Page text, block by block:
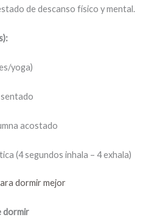
de descanso físico y mental.
yoga)
acostado
(4 segundos inhala – 4 exhala)
dormir mejor
dormir